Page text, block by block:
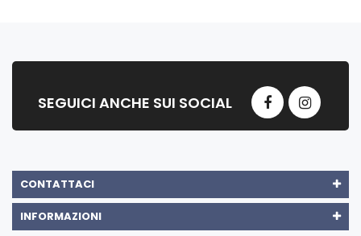
SEGUICI ANCHE SUI SOCIAL
CONTATTACI
INFORMAZIONI